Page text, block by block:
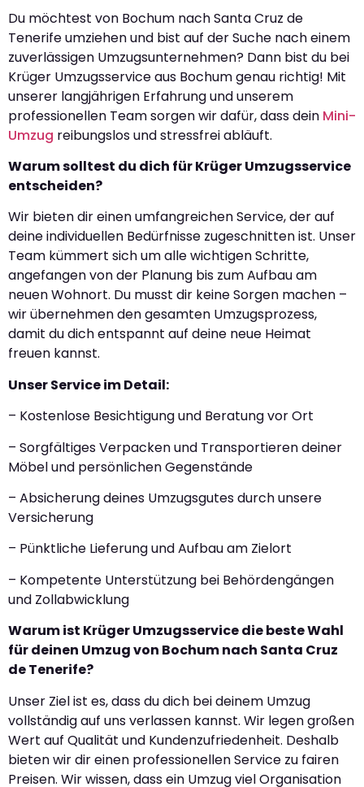
Du möchtest von Bochum nach Santa Cruz de
Tenerife umziehen und bist auf der Suche nach einem
zuverlässigen Umzugsunternehmen? Dann bist du bei
Krüger Umzugsservice aus Bochum genau richtig! Mit
unserer langjährigen Erfahrung und unserem
professionellen Team sorgen wir dafür, dass dein Mini-
Umzug reibungslos und stressfrei abläuft.
Warum solltest du dich für Krüger Umzugsservice
entscheiden?
Wir bieten dir einen umfangreichen Service, der auf
deine individuellen Bedürfnisse zugeschnitten ist. Unser
Team kümmert sich um alle wichtigen Schritte,
angefangen von der Planung bis zum Aufbau am
neuen Wohnort. Du musst dir keine Sorgen machen –
wir übernehmen den gesamten Umzugsprozess,
damit du dich entspannt auf deine neue Heimat
freuen kannst.
Unser Service im Detail:
– Kostenlose Besichtigung und Beratung vor Ort
– Sorgfältiges Verpacken und Transportieren deiner
Möbel und persönlichen Gegenstände
– Absicherung deines Umzugsgutes durch unsere
Versicherung
– Pünktliche Lieferung und Aufbau am Zielort
– Kompetente Unterstützung bei Behördengängen
und Zollabwicklung
Warum ist Krüger Umzugsservice die beste Wahl
für deinen Umzug von Bochum nach Santa Cruz
de Tenerife?
Unser Ziel ist es, dass du dich bei deinem Umzug
vollständig auf uns verlassen kannst. Wir legen großen
Wert auf Qualität und Kundenzufriedenheit. Deshalb
bieten wir dir einen professionellen Service zu fairen
Preisen. Wir wissen, dass ein Umzug viel Organisation